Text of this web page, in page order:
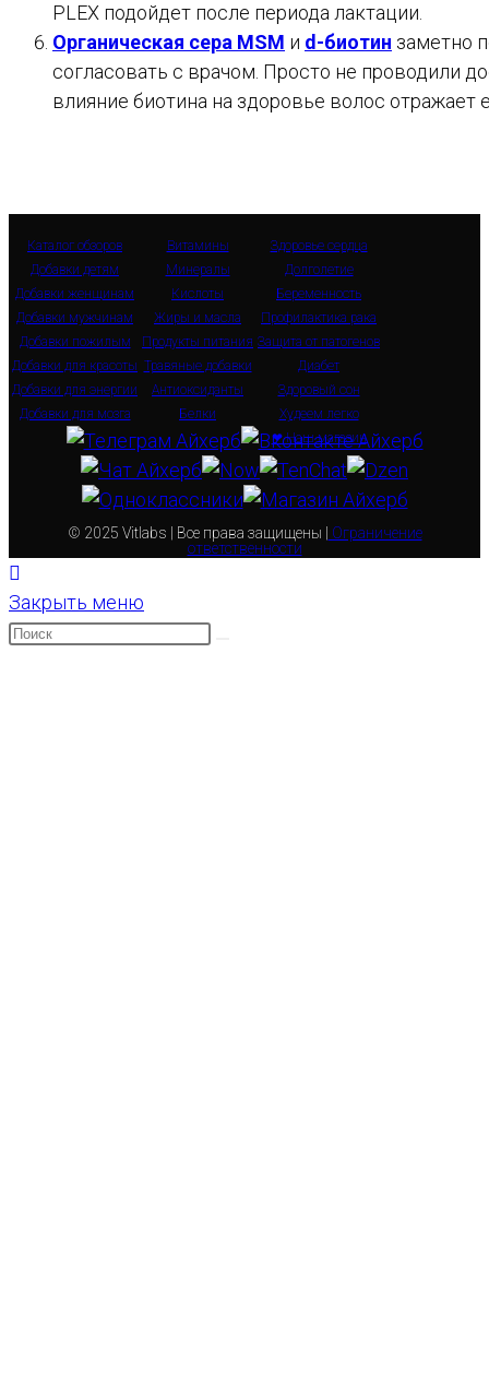
PLEX подойдет после периода лактации.
Органическая сера MSM и d-биотин заметно
согласовать с врачом. Просто не проводили
влияние биотина на здоровье волос отражает
Каталог обзоров
Добавки детям
Добавки женщинам
Добавки мужчинам
Добавки пожилым
Добавки для красоты
Добавки для энергии
Добавки для мозга
Витамины
Минералы
Кислоты
Жиры и масла
Продукты питания
Травяные добавки
Антиоксиданты
Белки
Здоровье сердца
Долголетие
Беременность
Профилактика рака
Защита от патогенов
Диабет
Здоровый сон
Худеем легко
❤ Наш магазин
© 2025 Vitlabs | Все права защищены | Ограничение
ответственности
Закрыть меню